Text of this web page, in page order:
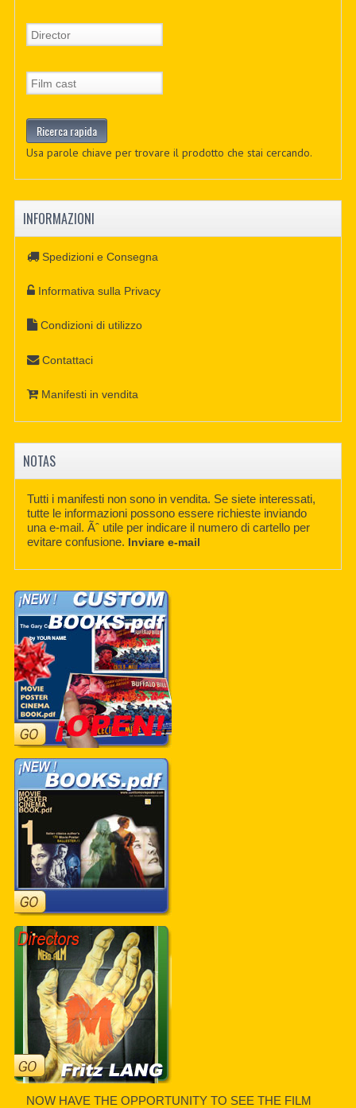
Usa parole chiave per trovare il prodotto che stai cercando.
INFORMAZIONI
Spedizioni e Consegna
Informativa sulla Privacy
Condizioni di utilizzo
Contattaci
Manifesti in vendita
NOTAS
Tutti i manifesti non sono in vendita. Se siete interessati,
tutte le informazioni possono essere richieste inviando
una e-mail. Ãˆ utile per indicare il numero di cartello per
evitare confusione. Inviare e-mail
NOW HAVE THE OPPORTUNITY TO SEE THE FILM